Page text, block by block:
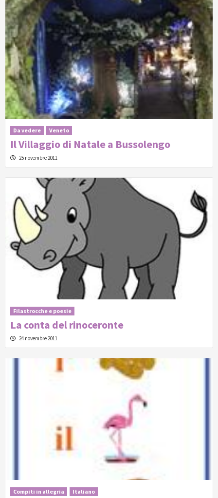
Da vedere Veneto
Il Villaggio di Natale a Bussolengo
25 novembre 2011
Filastrocche e poesie
La conta del rinoceronte
24 novembre 2011
Compiti in allegria Italiano